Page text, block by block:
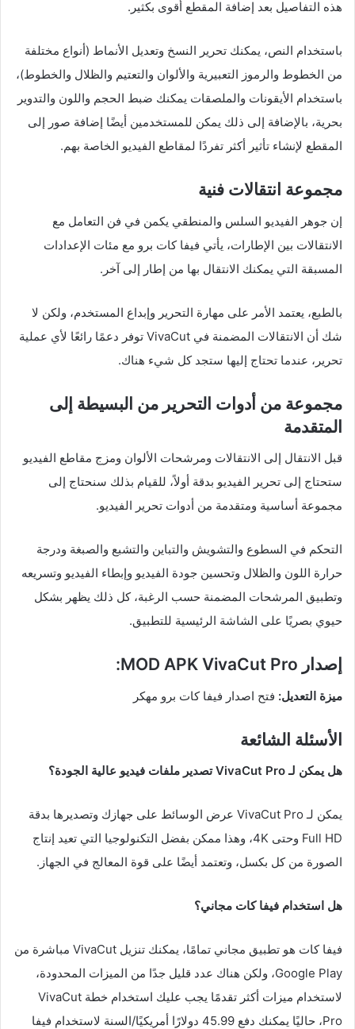
هذه التفاصيل بعد إضافة المقطع أقوى بكثير.
باستخدام النص، يمكنك تحرير النسخ وتعديل الأنماط (أنواع مختلفة
من الخطوط والرموز التعبيرية والألوان والتعتيم والظلال والخطوط)،
باستخدام الأيقونات والملصقات يمكنك ضبط الحجم واللون والتدوير
بحرية، بالإضافة إلى ذلك يمكن للمستخدمين أيضًا إضافة صور إلى
المقطع لإنشاء تأثير أكثر تفردًا لمقاطع الفيديو الخاصة بهم.
مجموعة انتقالات فنية
إن جوهر الفيديو السلس والمنطقي يكمن في فن التعامل مع
الانتقالات بين الإطارات، يأتي فيفا كات برو مع مئات الإعدادات
المسبقة التي يمكنك الانتقال بها من إطار إلى آخر.
بالطبع، يعتمد الأمر على مهارة التحرير وإبداع المستخدم، ولكن لا
شك أن الانتقالات المضمنة في VivaCut توفر دعمًا رائعًا لأي عملية
تحرير، عندما تحتاج إليها ستجد كل شيء هناك.
مجموعة من أدوات التحرير من البسيطة إلى
المتقدمة
قبل الانتقال إلى الانتقالات ومرشحات الألوان ومزج مقاطع الفيديو
ستحتاج إلى تحرير الفيديو بدقة أولاً، للقيام بذلك سنحتاج إلى
مجموعة أساسية ومتقدمة من أدوات تحرير الفيديو.
التحكم في السطوع والتشويش والتباين والتشبع والصبغة ودرجة
حرارة اللون والظلال وتحسين جودة الفيديو وإبطاء الفيديو وتسريعه
وتطبيق المرشحات المضمنة حسب الرغبة، كل ذلك يظهر بشكل
حيوي بصريًا على الشاشة الرئيسية للتطبيق.
إصدار MOD APK VivaCut Pro:
ميزة التعديل: فتح اصدار فيفا كات برو مهكر
الأسئلة الشائعة
هل يمكن لـ VivaCut Pro تصدير ملفات فيديو عالية الجودة؟
يمكن لـ VivaCut Pro عرض الوسائط على جهازك وتصديرها بدقة
Full HD وحتى 4K، وهذا ممكن بفضل التكنولوجيا التي تعيد إنتاج
الصورة من كل بكسل، وتعتمد أيضًا على قوة المعالج في الجهاز.
هل استخدام فيفا كات مجاني؟
فيفا كات هو تطبيق مجاني تمامًا، يمكنك تنزيل VivaCut مباشرة من
Google Play، ولكن هناك عدد قليل جدًا من الميزات المحدودة،
لاستخدام ميزات أكثر تقدمًا يجب عليك استخدام خطة VivaCut
Pro، حاليًا يمكنك دفع 45.99 دولارًا أمريكيًا/السنة لاستخدام فيفا